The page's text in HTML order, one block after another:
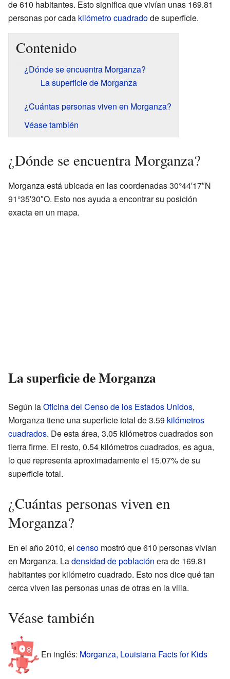
de 610 habitantes. Esto significa que vivían unas 169.81
personas por cada kilómetro cuadradode superficie.
Contenido
¿Dónde se encuentra Morganza?
La superficie de Morganza
¿Cuántas personas viven en Morganza?
Véase también
¿Dónde se encuentra Morganza?
Morganza está ubicada en las coordenadas 30°44′17″N
91°35′30″O. Esto nos ayuda a encontrar su posición
exacta en un mapa.
La superficie de Morganza
Según laOficina del Censo de los Estados Unidos,
Morganza tiene una superficie total de 3.59 kilómetros
cuadrados. De esta área, 3.05 kilómetros cuadrados son
tierra firme. El resto, 0.54 kilómetros cuadrados, es agua,
lo que representa aproximadamente el 15.07% de su
superficie total.
¿Cuántas personas viven en
Morganza?
En el año 2010, el censo mostró que 610 personas vivían
en Morganza. Ladensidad de población era de 169.81
habitantes por kilómetro cuadrado. Esto nos dice qué tan
cerca viven las personas unas de otras en la villa.
Véase también
En inglés: Morganza, Louisiana Facts for Kids